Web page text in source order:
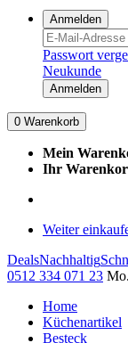
Anmelden
Passwort
Neukunde
Anmelden
0 Warenkorb
Mein
Ihr
Weiter
DealsNachhaltig
0512 334 071 23
Home
Küchenartikel
Besteck